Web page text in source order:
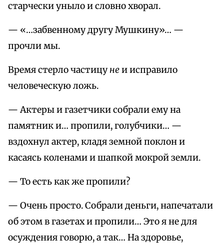
старчески уныло и словно хворал.
— «…забвенному другу Мушкину»… —
прочли мы.
Время стерло частицунеи исправило
человеческую ложь.
— Актеры и газетчики собрали ему на
памятник и… пропили, голубчики… —
вздохнул актер, кладя земной поклон и
касаясь коленами и шапкой мокрой земли.
— То есть как же пропили?
— Очень просто. Собрали деньги, напечатали
об этом в газетах и пропили… Это я не для
осуждения говорю, а так… На здоровье,